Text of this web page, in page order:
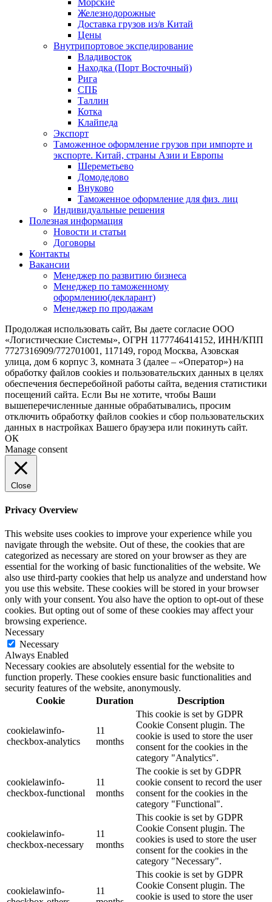
Железнодорожные
Доставка грузов из/в Китай
Цены
Внутрипортовое экспедирование
Владивосток
Находка (Порт Восточный)
Рига
СПБ
Таллин
Котка
Клайпеда
Экспорт
Таможенное оформление грузов при импорте и
экспорте. Китай, страны Азии и Европы
Шереметьево
Домодедово
Внуково
Таможенное оформление для физ. лиц
Индивидуальные решения
Полезная информация
Новости и статьи
Договоры
Контакты
Вакансии
Менеджер по развитию бизнеса
Менеджер по таможенному
оформлению(декларант)
Менеджер по продажам
Продолжая использовать сайт, Вы даете согласие ООО
«Логистические Системы», ОГРН 1177746414152, ИНН/КПП
7727316909/772701001, 117149, город Москва, Азовская
улица, дом 6 корпус 3, комната 3 (далее – «Оператор») на
обработку файлов cookies и пользовательских данных в целях
обеспечения бесперебойной работы сайта, ведения статистики
посещений сайта. Если Вы не хотите, чтобы Ваши
вышеперечисленные данные обрабатывались, просим
отключить обработку файлов cookies и сбор пользовательских
данных в настройках Вашего браузера или покинуть сайт.
ОК
Manage consent
Close
Privacy Overview
This website uses cookies to improve your experience while you
navigate through the website. Out of these, the cookies that are
categorized as necessary are stored on your browser as they are
essential for the working of basic functionalities of the website. We
also use third-party cookies that help us analyze and understand how
you use this website. These cookies will be stored in your browser
only with your consent. You also have the option to opt-out of these
cookies. But opting out of some of these cookies may affect your
browsing experience.
Necessary
Necessary
Always Enabled
Necessary cookies are absolutely essential for the website to
function properly. These cookies ensure basic functionalities and
security features of the website, anonymously.
Cookie
Duration Description
cookielawinfo-
checkbox-analytics
11
months
This cookie is set by GDPR
Cookie Consent plugin. The
cookie is used to store the user
consent for the cookies in the
category "Analytics".
cookielawinfo-
checkbox-functional
11
months
The cookie is set by GDPR
cookie consent to record the user
consent for the cookies in the
category "Functional".
cookielawinfo-
checkbox-necessary
11
months
This cookie is set by GDPR
Cookie Consent plugin. The
cookies is used to store the user
consent for the cookies in the
category "Necessary".
cookielawinfo-
11
This cookie is set by GDPR
Cookie Consent plugin. The
cookie is used to store the user